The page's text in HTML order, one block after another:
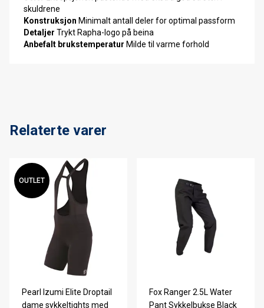
skuldrene
Konstruksjon Minimalt antall deler for optimal passform
Detaljer Trykt Rapha-logo på beina
Anbefalt brukstemperatur Milde til varme forhold
Relaterte varer
OUTLET
Pearl Izumi Elite Droptail
dame sykkeltights med
Fox Ranger 2.5L Water
Pant Sykkelbukse Black